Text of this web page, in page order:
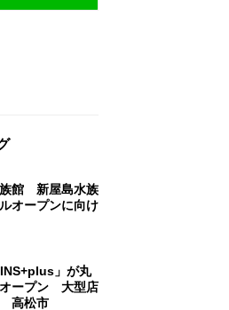
館 新屋島水族
オープンに向け
」が丸
ープン 大型店
高松市